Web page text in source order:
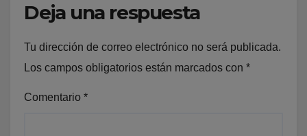
Deja una respuesta
Tu dirección de correo electrónico no será publicada.
Los campos obligatorios están marcados con *
Comentario *